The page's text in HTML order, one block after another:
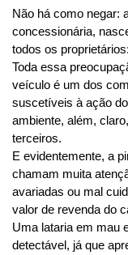
Não há como negar:
concessionária,
todos os
Toda essa
veículo é um dos
suscetíveis à ação
ambiente, além,
terceiros.
E evidentemente, a
chamam muita
avariadas ou mal
valor de revenda do
Uma lataria em mau
detectável, já que